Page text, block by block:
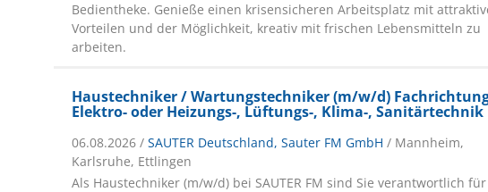
Bedientheke. Genieße einen krisensicheren Arbeitsplatz mit
Vorteilen und der Möglichkeit, kreativ mit frischen Lebensmitteln zu
arbeiten.
Haustechniker / Wartungstechniker (m/w/d)
Elektro- oder Heizungs-, Lüftungs-, Klima-, Sanitärtechnik
06.08.2026 /SAUTER Deutschland, Sauter FM GmbH / Mannheim,
Karlsruhe, Ettlingen
Als Haustechniker (m/w/d) bei SAUTER FM sind Sie verantwortlich